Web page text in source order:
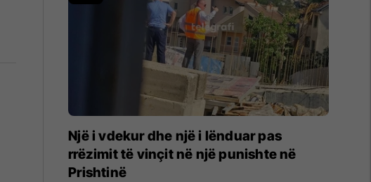
Një i vdekur dhe një i lënduar pas
rrëzimit të vinçit në një punishte në
Prishtinë